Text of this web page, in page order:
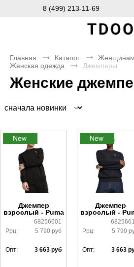
8 (499) 213-11-69
Главная Каталог
Женщинам
Женская одежда
Джемперы
Женские
Джемпер
взрослый - Puma
68256601
Ррц:
5 790 руб
Опт: 3 663 руб
Джемпер
взрослый -
Ррц:
5 790
Опт: 3 663